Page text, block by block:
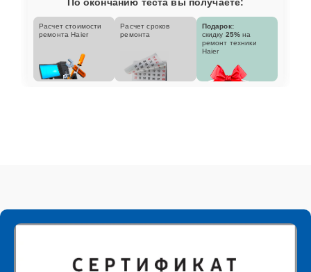
Расчет стоимости
ремонта Haier
Расчет сроков
ремонта
Подарок:
скидку 25% на
ремонт техники
Haier